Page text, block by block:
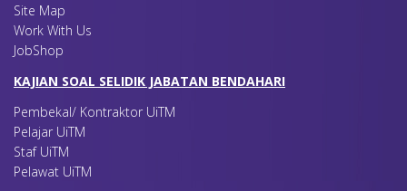
Site Map
Work With Us
JobShop
KAJIAN SOAL SELIDIK JABATAN BENDAHARI
Pembekal/ Kontraktor UiTM
Pelajar UiTM
Staf UiTM
Pelawat UiTM